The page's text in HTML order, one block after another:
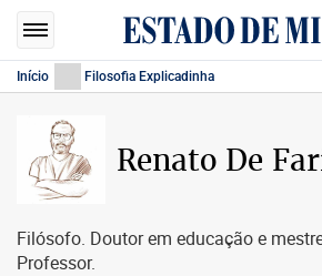
Início Filosofia Explicadinha
Renato De
Filósofo. Doutor em educação e
Professor.